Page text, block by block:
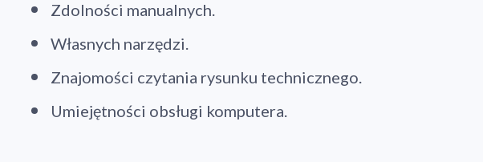
Zdolności manualnych.
Własnych narzędzi.
Znajomości czytania rysunku technicznego.
Umiejętności obsługi komputera.